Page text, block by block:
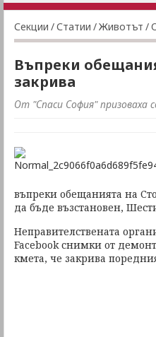
Секции /Статии /Животът /
Въпреки
закрива
От "Спаси София" призоваха
въпреки обещанията на
да бъде възстановен,
Неправителствената
Facebook снимки от
кмета, че закрива